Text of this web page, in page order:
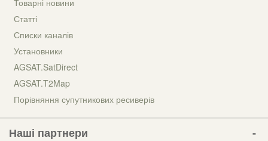
Товарні новини
Статті
Списки каналів
Установники
AGSAT.SatDirect
AGSAT.T2Map
Порівняння супутникових ресиверів
Наші партнери